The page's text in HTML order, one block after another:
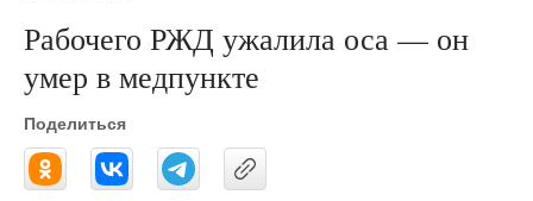
Рабочего РЖД ужалила оса — он
умер в медпункте
Поделиться